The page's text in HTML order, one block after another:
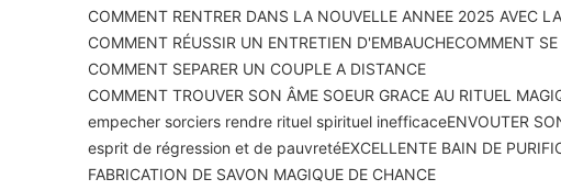
COMMENT RENTRER DANS LA NOUVELLE ANNEE 2025 AVEC
COMMENT RÉUSSIR UN ENTRETIEN D'EMBAUCHECOMMENT SE
COMMENT SEPARER UN COUPLE A DISTANCE
COMMENT TROUVER SON ÂME SOEUR GRACE AU RITUEL
empecher sorciers rendre rituel spirituel inefficaceENVOUTER
esprit de régression et de pauvretéEXCELLENTE BAIN DE
FABRICATION DE SAVON MAGIQUE DE CHANCE